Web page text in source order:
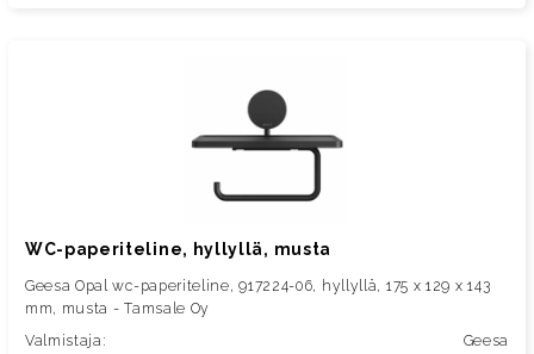
WC-paperiteline, hyllyllä, musta
Geesa Opal wc-paperiteline, 917224-06, hyllyllä, 175 x 129 x 143
mm, musta - Tamsale Oy
Valmistaja:
Geesa